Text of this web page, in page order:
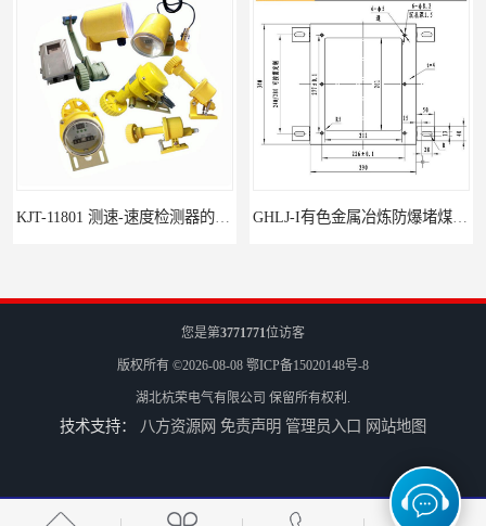
KJT-11801 测速-速度检测器的技术参数与应用 GHLJ-I‌有色金属冶炼防爆堵煤开关的应用
GCDH-W 皮带打滑开关在港口码头的应用
您是第3771771位访客
版权所有 ©2026-08-08 鄂ICP备15020148号-8
湖北杭荣电气有限公司 保留所有权利.
技术支持： 八方资源网 免责声明 管理员入口 网站地图